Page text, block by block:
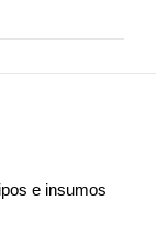
e insumos